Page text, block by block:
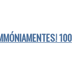
100